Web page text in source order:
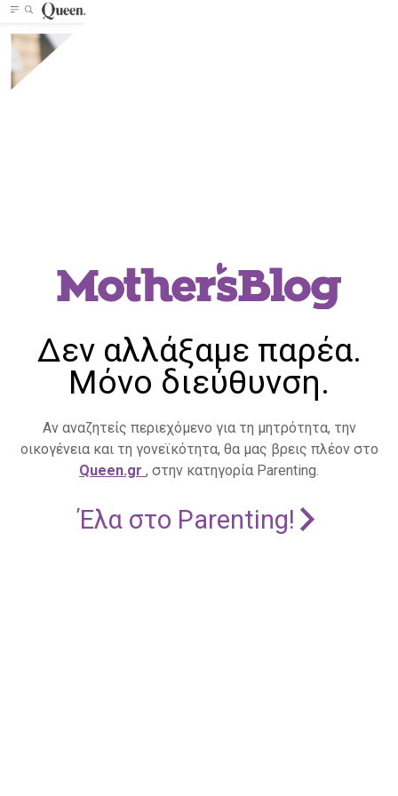
Δεν αλλάξαμε παρέα.
Μόνο διεύθυνση.
Αν αναζητείς περιεχόμενο για τη μητρότητα, την
οικογένεια και τη γονεϊκότητα, θα μας βρεις πλέον στο
Queen.gr , στην κατηγορία Parenting.
Έλα στο Parenting!